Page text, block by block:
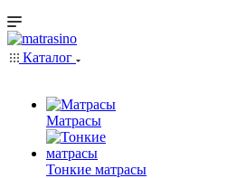
Каталог
Матрасы
Тонкие матрасы